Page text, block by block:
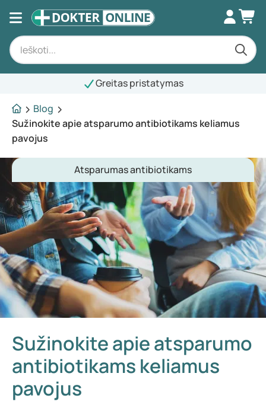
Greitas pristatymas
Blog
Sužinokite apie atsparumo antibiotikams keliamus
pavojus
Atsparumas antibiotikams
Sužinokite apie atsparumo
antibiotikams keliamus
pavojus